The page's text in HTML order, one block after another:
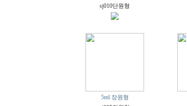
sj010단원형
5ml 장원형